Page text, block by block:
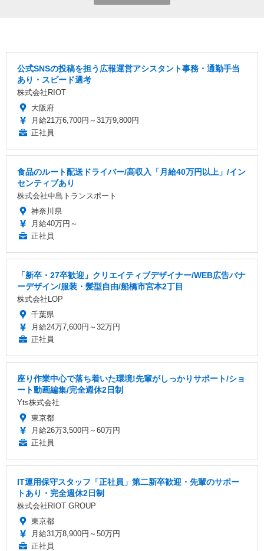
公式SNSの投稿を担う広報運営アシスタント事務・通勤手当
あり・スピード選考
株式会社RIOT
大阪府
月給21万6,700円～31万9,800円
正社員
食品のルート配送ドライバー/高収入「月給40万円以上」/イン
センティブあり
株式会社中島トランスポート
神奈川県
月給40万円～
正社員
「新卒・27卒歓迎」クリエイティブデザイナー/WEB広告バナ
ーデザイン/服装・髪型自由/船橋市宮本2丁目
株式会社LOP
千葉県
月給24万7,600円～32万円
正社員
座り作業中心で落ち着いた環境!先輩がしっかりサポート/ショ
ート動画編集/完全週休2日制
Yts株式会社
東京都
月給26万3,500円～60万円
正社員
IT運用保守スタッフ「正社員」第二新卒歓迎・先輩のサポー
トあり・完全週休2日制
株式会社RIOT GROUP
東京都
月給31万8,900円～50万円
正社員